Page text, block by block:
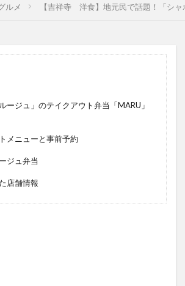
ルメ 【吉祥寺 洋食】地元民で話題！「シ
ージュ」のテイクアウト弁当「MARU」
メニューと事前予約
ジュ弁当
店舗情報